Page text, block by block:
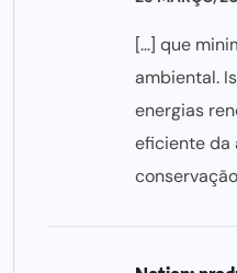
[…] que
ambiental.
energias
eficiente da